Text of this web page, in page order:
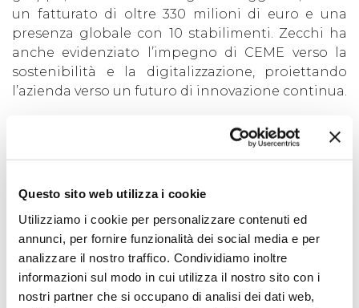
Questo sito web utilizza i cookie
Utilizziamo i cookie per personalizzare contenuti ed
annunci, per fornire funzionalità dei social media e per
analizzare il nostro traffico. Condividiamo inoltre
informazioni sul modo in cui utilizza il nostro sito con i
nostri partner che si occupano di analisi dei dati web,
un fatturato di oltre 330 milioni di euro e una
presenza globale con 10 stabilimenti. Zecchi ha
anche evidenziato l’impegno di CEME verso la
sostenibilità e la digitalizzazione, proiettando
l’azienda verso un futuro di innovazione continua.